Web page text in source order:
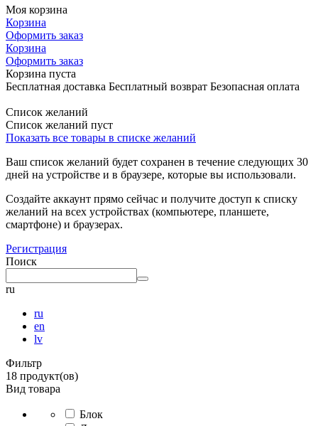
Моя корзина
Корзина
Оформить заказ
Корзина
Оформить заказ
Корзина пуста
Бесплатная доставка Бесплатный возврат Безопасная оплата
Список желаний
Список желаний пуст
Показать все товары в списке желаний
Ваш список желаний будет сохранен в течение следующих 30
дней на устройстве и в браузере, которые вы использовали.
Создайте аккаунт прямо сейчас и получите доступ к списку
желаний на всех устройствах (компьютере, планшете,
смартфоне) и браузерах.
Регистрация
Поиск
ru
ru
en
lv
Фильтр
18 продукт(ов)
Вид товара
Блок